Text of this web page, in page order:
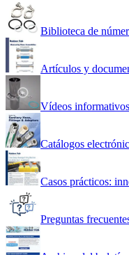
Biblioteca de
Artículos y
Vídeos
Catálogos
Casos prácticos:
Preguntas